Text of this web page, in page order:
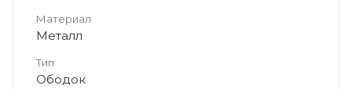
Материал
Металл
Тип
Ободок